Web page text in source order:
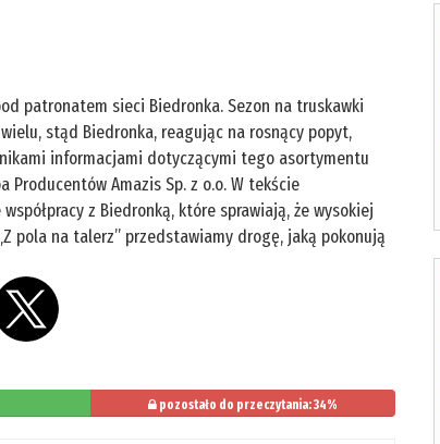
patronatem sieci Biedronka. Sezon na truskawki
stąd Biedronka, reagując na rosnący popyt,
informacjami dotyczącymi tego asortymentu
Amazis Sp. z o.o. W tekście
z Biedronką, które sprawiają, że wysokiej
pola na talerz” przedstawiamy drogę, jaką pokonują
pozostało do przeczytania: 34%